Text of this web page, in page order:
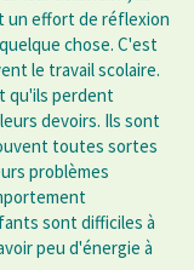
un effort de réflexion
chose. C'est
le travail scolaire.
qu'ils perdent
devoirs. Ils sont
toutes sortes
problèmes
sont difficiles à
peu d'énergie à